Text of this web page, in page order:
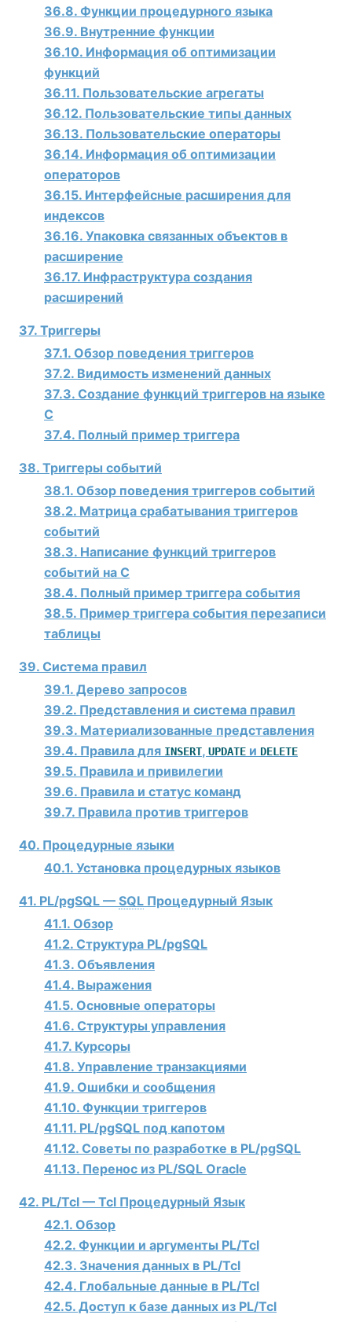
36.8. Функции процедурного языка
36.9. Внутренние функции
36.10. Информация об оптимизации
функций
36.11. Пользовательские агрегаты
36.12. Пользовательские типы данных
36.13. Пользовательские операторы
36.14. Информация об оптимизации
операторов
36.15. Интерфейсные расширения для
индексов
36.16. Упаковка связанных объектов в
расширение
36.17. Инфраструктура создания
расширений
37. Триггеры
37.1. Обзор поведения триггеров
37.2. Видимость изменений данных
37.3. Создание функций триггеров на языке
C
37.4. Полный пример триггера
38. Триггеры событий
38.1. Обзор поведения триггеров событий
38.2. Матрица срабатывания триггеров
событий
38.3. Написание функций триггеров
событий на C
38.4. Полный пример триггера события
38.5. Пример триггера события перезаписи
таблицы
39. Система правил
39.1. Дерево запросов
39.2. Представления и система правил
39.3. Материализованные представления
39.4. Правила для INSERT, UPDATE и DELETE
39.5. Правила и привилегии
39.6. Правила и статус команд
39.7. Правила против триггеров
40. Процедурные языки
40.1. Установка процедурных языков
41. PL/pgSQL — SQL Процедурный Язык
41.1. Обзор
41.2. Структура PL/pgSQL
41.3. Объявления
41.4. Выражения
41.5. Основные операторы
41.6. Структуры управления
41.7. Курсоры
41.8. Управление транзакциями
41.9. Ошибки и сообщения
41.10. Функции триггеров
41.11. PL/pgSQL под капотом
41.12. Советы по разработке в PL/pgSQL
41.13. Перенос из PL/SQL Oracle
42. PL/Tcl — Tcl Процедурный Язык
42.1. Обзор
42.2. Функции и аргументы PL/Tcl
42.3. Значения данных в PL/Tcl
42.4. Глобальные данные в PL/Tcl
42.5. Доступ к базе данных из PL/Tcl